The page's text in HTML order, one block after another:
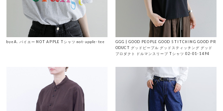
byeA. バイエー NOT APPLE Tシャツ not-apple-tee
GGG | GOOD PEOPLE GOOD STITCHING GOOD PR
ODUCT グッドピープル グッドスティッチング グッド
プロダクト ドルマンスリーブ Tシャツ 02-01-1494